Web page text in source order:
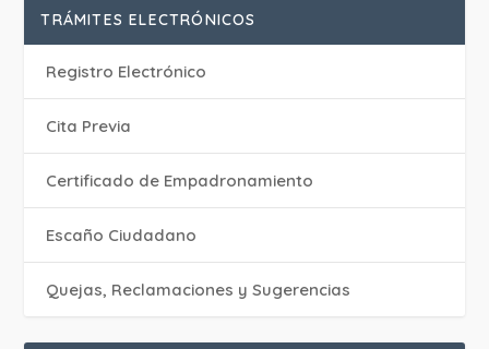
TRÁMITES ELECTRÓNICOS
Registro Electrónico
Cita Previa
Certificado de Empadronamiento
Escaño Ciudadano
Quejas, Reclamaciones y Sugerencias